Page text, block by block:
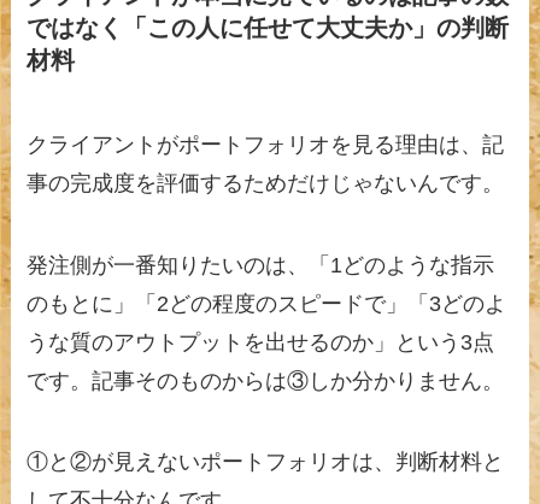
ではなく「この人に任せて大丈夫か」の判断
材料
クライアントがポートフォリオを見る理由は、記
事の完成度を評価するためだけじゃないんです。
発注側が一番知りたいのは、「1どのような指示
のもとに」「2どの程度のスピードで」「3どのよ
うな質のアウトプットを出せるのか」という3点
です。記事そのものからは③しか分かりません。
①と②が見えないポートフォリオは、判断材料と